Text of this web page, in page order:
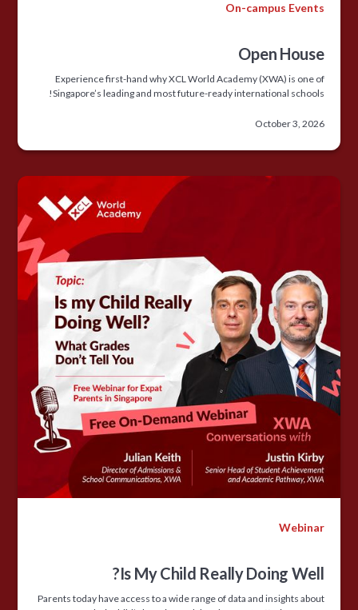
On-campus Events
Open House
Experience first-hand why XCL World Academy (XWA) is one of
Singapore’s leading and most future-ready international schools!
October 3, 2026
Webinar
Is My Child Really Doing Well?
Parents today have access to a wide range of data and insights about